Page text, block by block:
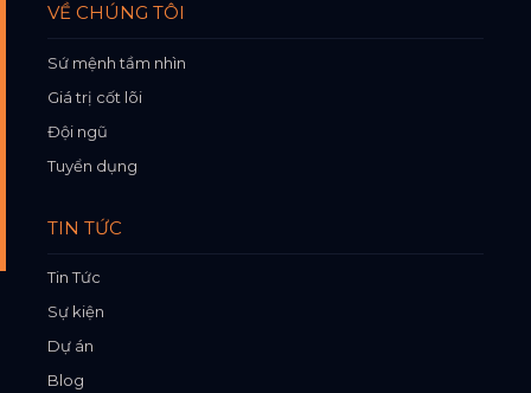
VỀ CHÚNG TÔI
Sứ mệnh tầm nhìn
Giá trị cốt lõi
Đội ngũ
Tuyển dụng
TIN TỨC
Tin Tức
Sự kiện
Dự án
Blog